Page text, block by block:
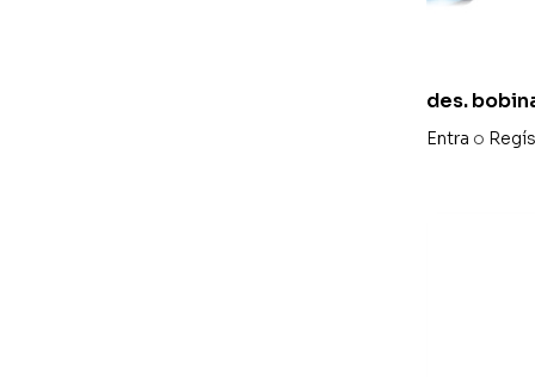
des.
5 mm x
Entra o